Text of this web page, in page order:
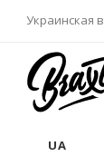
Украинская
UA